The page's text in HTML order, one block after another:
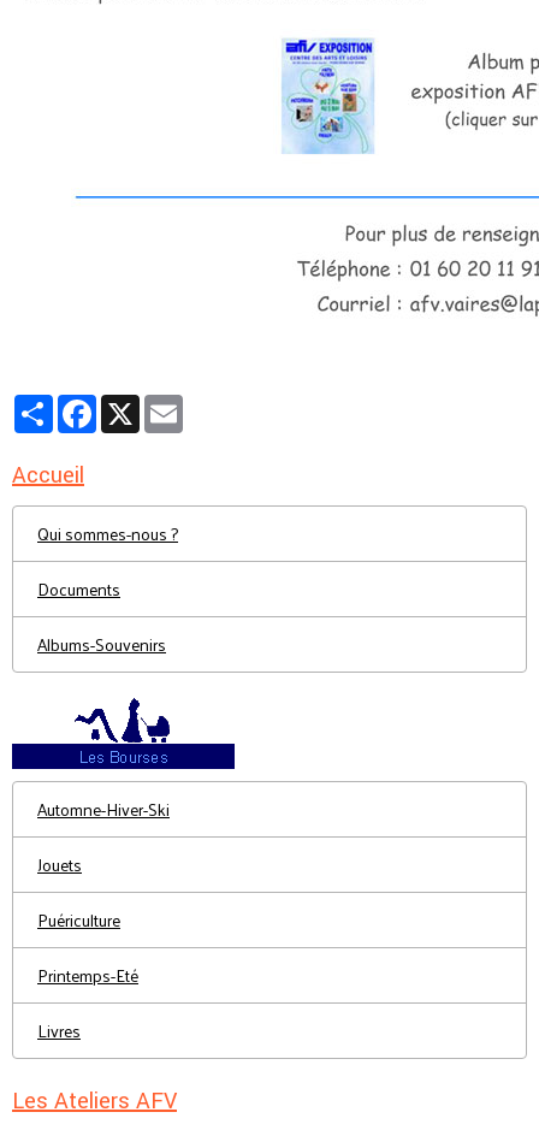
PartagerFacebook
X
Accueil
Qui sommes-nous ?
Documents
Albums-Souvenirs
Automne-Hiver-Ski
Jouets
Puériculture
Printemps-Eté
Livres
Les Ateliers AFV